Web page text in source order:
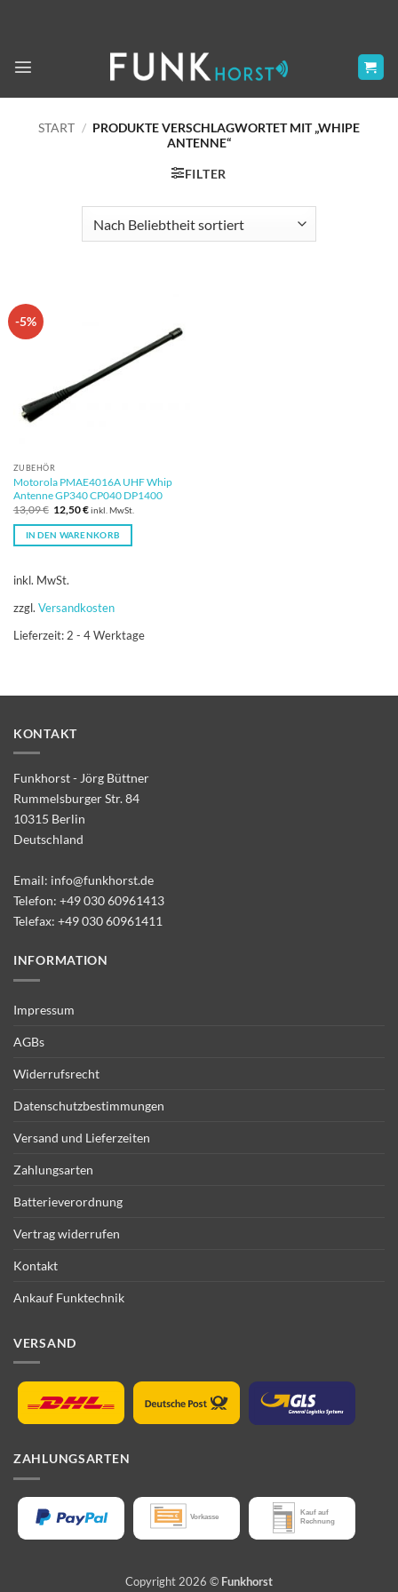
START / PRODUKTE VERSCHLAGWORTET MIT „WHIPE
ANTENNE“
FILTER
-5%
ZUBEHÖR
Motorola PMAE4016A UHF Whip
Antenne GP340 CP040 DP1400
13,09€ Ursprünglicher
Preis
war:
13,09 €
12,50€Aktueller
ist:
12,50 €.
inkl. MwSt.
IN DEN WARENKORB
inkl. MwSt.
zzgl. Versandkosten
Lieferzeit:2 - 4 Werktage
KONTAKT
Funkhorst - Jörg Büttner
Rummelsburger Str. 84
10315 Berlin
Deutschland
Email: info@funkhorst.de
Telefon: +49 030 60961413
Telefax: +49 030 60961411
INFORMATION
Impressum
AGBs
Widerrufsrecht
Datenschutzbestimmungen
Versand und Lieferzeiten
Zahlungsarten
Batterieverordnung
Vertrag widerrufen
Kontakt
Ankauf Funktechnik
VERSAND
ZAHLUNGSARTEN
Copyright 2026 © Funkhorst